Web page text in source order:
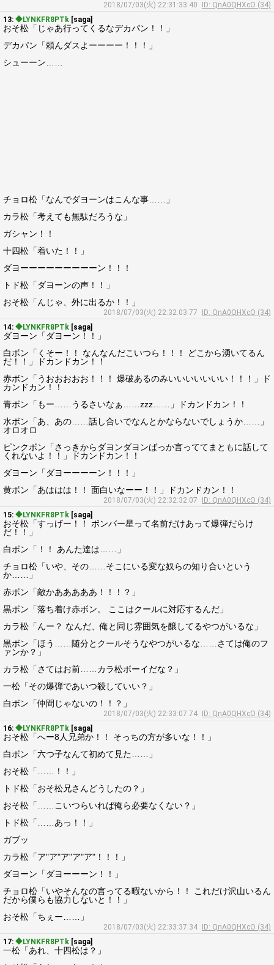
2018/07/03(火) 22:31:33.40
ID: QnA0QHXcO (34)
13: ◆LYNKFR8PTk [saga]
おそ松「じゃあ行ってくるなデカパン！！」
デカパン「頼んダスよーーーー！！！」
シューーン……
チョロ松「なんでダヨーンはこんな事……」
カラ松「考えても無駄だろうな」
ガシャン！！
十四松「着いた！！」
ダヨーーーーーーーーーン！！！
トド松「ダヨーンの声！！」
おそ松「んじゃ、外に出るか！！」
2018/07/03(火) 22:32:03.77
ID: QnA0QHXcO (34)
14: ◆LYNKFR8PTk [saga]
ダヨーン「ダヨーン！！」
白ボン「くそー！！ なんなんだこいつら！！！ どこから湧いてるん
だ！！」ドカンドカン！！
赤ボン「うおおおおお！！！ 爆破あるのみいいいいいいい！！！」ド
カンドカン！！
青ボン「もー……うるさいなぁ……zzz……」ドカンドカン！！
水ボン「あ、あの……話し合いでなんとかならないでしょうか……」
オロオロ
ピンクボン「さっきからダヨンダヨンばっか言っててまともに話して
くれないよ！！」ドカンドカン！！
ダヨーン「ダヨーーーーン！！！」
黄ボン「あははは！！ 面白いなーー！！」ドカンドカン！！
2018/07/03(火) 22:32:32.07
ID: QnA0QHXcO (34)
15: ◆LYNKFR8PTk [saga]
おそ松「すっげー！！ ボンバー星って名前だけあって爆弾だらけ
だ！！」
白ボン「！！ あんた達は……」
チョロ松「いや、その……そこにいる変な奴らの知り合いという
か……」
赤ボン「敵かあああああ！！！？」
黒ボン「落ち着け赤ボン。 ここはクールに対応するんだ」
カラ松「んー？ なんだ、俺と同じ雰囲気を醸してるやつがいるな」
黒ボン「ほう……随分とクールそうなやつがいるな……さては俺のフ
ァンか？」
カラ松「さてはお前……カラ松ボーイだな？」
一松「その爆弾であいつ殺していい？」
白ボン「仲間じゃないの！！？」
2018/07/03(火) 22:33:07.74
ID: QnA0QHXcO (34)
16: ◆LYNKFR8PTk [saga]
おそ松「へー8人兄弟か！！ そっちの方が多いな！！」
白ボン「六つ子なんて初めて見た……」
おそ松「……！！」
トド松「おそ松兄さんどうしたの？」
おそ松「……こいつらいれば俺ら必要なくない？」
トド松「……あっ！！」
ガブッ
カラ松「ア"ア"ア"ア"ア"！！！」
ダヨーン「ダヨーーーン！！」
チョロ松「いやそんなの言ってる暇ないから！！ これだけ沢山いるん
だから僕らも協力しないと！！」
おそ松「ちぇー……」
2018/07/03(火) 22:33:37.34
ID: QnA0QHXcO (34)
17: ◆LYNKFR8PTk [saga]
一松「あれ、十四松は？」